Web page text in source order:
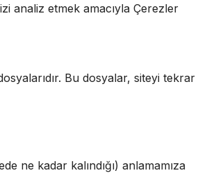
analiz etmek amacıyla Çerezler
Bu dosyalar, siteyi tekrar
ne kadar kalındığı) anlamamıza